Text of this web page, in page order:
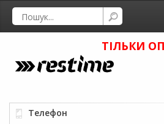
ТІЛЬКИ
Телефон